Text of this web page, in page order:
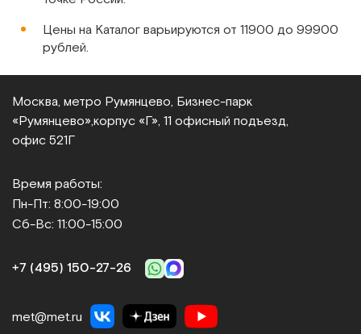
Цены на Каталог варьируются от 11900 до 99900
рублей.
Москва, метро Румянцево, Бизнес‑парк
«Румянцево», корпус «Г», 11 офисный подъезд,
офис 521Г
Время работы:
Пн-Пт: 8:00-19:00
Сб-Вс: 11:00-15:00
+7 (495) 150‑27‑26
met@met.ru